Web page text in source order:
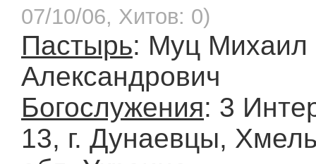
07/10/06, Хитов: 0)
Пастырь: Муц Михаил
Александрович
Богослужения: 3
13, г. Дунаевцы,